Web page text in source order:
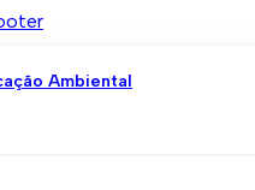
Ambiental